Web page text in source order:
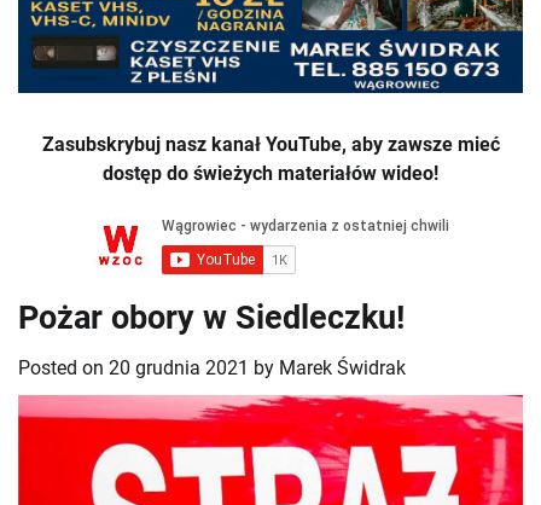
Zasubskrybuj nasz kanał YouTube, aby zawsze mieć
dostęp do świeżych materiałów wideo!
Pożar obory w Siedleczku!
Posted on 20 grudnia 2021 by Marek Świdrak